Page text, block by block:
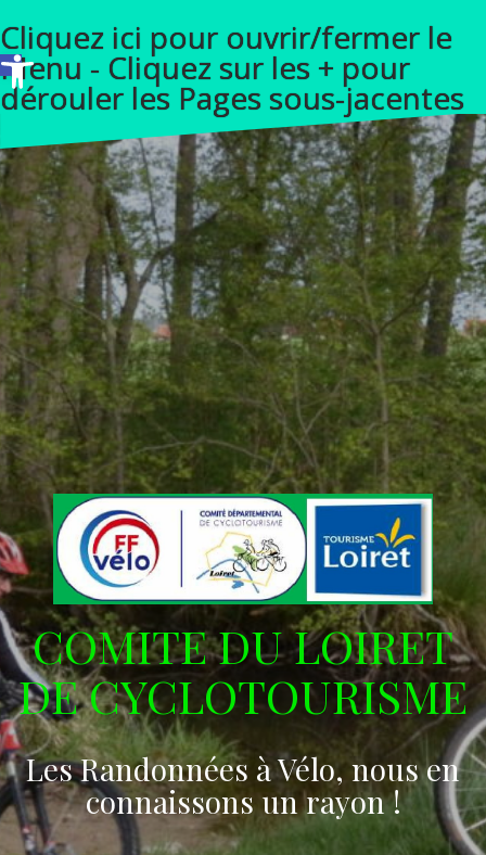
Ouvrir la barre d’outils
l
l
e
a
u
c
o
n
t
n
u
Cliquez ici pour ouvrir/fermer le
Menu - Cliquez sur les + pour
dérouler les Pages sous-jacentes
COMITE DU LOIRET
DE CYCLOTOURISME
Les Randonnées à Vélo, nous en
connaissons un rayon !